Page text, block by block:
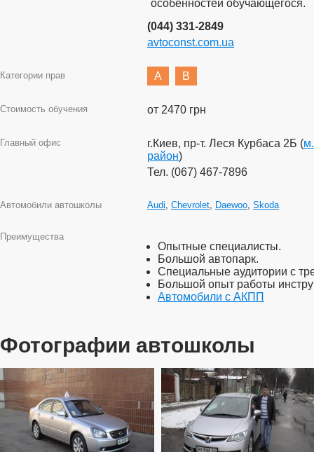
особенностей обучающегося.
(044) 331-2849
avtoconst.com.ua
Категории прав A B
Стоимость обучения от 2470 грн
Главный офис г.Киев, пр-т. Леся Курбаса 2Б (
район)
Тел. (067) 467-7896
Автомобили автошколы Audi, Chevrolet, Daewoo, Skoda
Преимущества
Опытные специалисты.
Большой автопарк.
Специальные аудитории с
Большой опыт работы
Автомобили с АКПП
Фотографии автошколы